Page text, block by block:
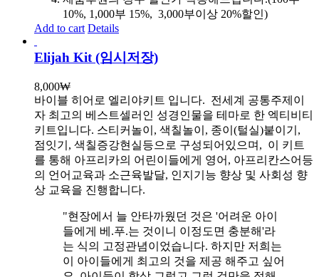
10%, 1,000부 15%, 3,000부이상 20%할인)
Add to cart Details
Elijah Kit (임시저장)
8,000₩
바이블 히어로 엘리야키트 입니다. 전세계 공통주제이
자 최고의 베스트셀러인 성경인물을 테마로 한 엑티비티
키트입니다. 스티커놀이, 색칠놀이, 종이(털실)붙이기,
점잇기, 색칠증강현실등으로 구성되어있으며, 이 키트
를 통해 아프리카의 어린이들에게 영어, 아프리칸스어등
의 언어교육과 소근육발달, 인지기능 향상 및 사회성 향
상 교육을 진행합니다.
"현장에서 늘 안타까웠던 것은 '어려운 아이
들에게 베.푸.는 것이니 이정도면 충분해'라
는 식의 고정관념이었습니다. 하지만 저희는
이 아이들에게 최고의 것을 제공 해주고 싶어